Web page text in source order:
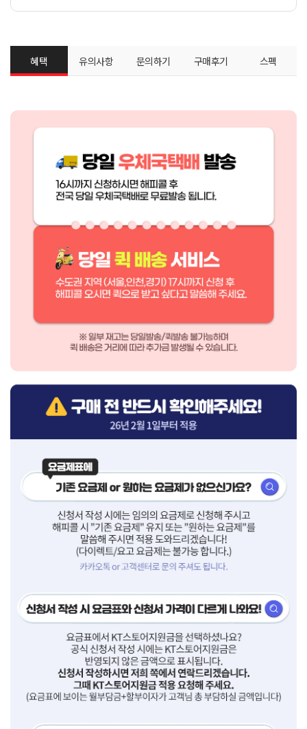
혜택 유의사항 문의하기 구매후기 스펙